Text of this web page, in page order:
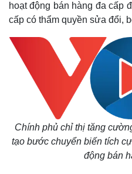
hoạt động bán hàng đa cấp
cấp có thẩm quyền sửa đổi,
Chính phủ chỉ thị tăng
tạo bước chuyển biến tích
động bán